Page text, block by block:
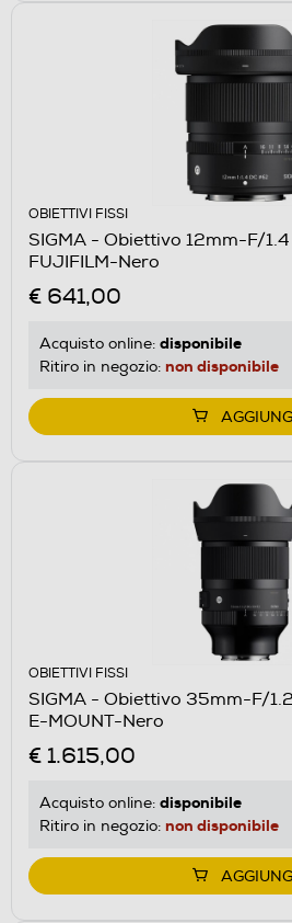
OBIETTIVI FISSI
SIGMA - Obiettivo 12mm-F/1.4
FUJIFILM-Nero
€ 641,00
Acquisto online: disponibile
Ritiro in negozio: non disponibile
OBIETTIVI FISSI
SIGMA - Obiettivo 35mm-F/
E-MOUNT-Nero
€ 1.615,00
Acquisto online: disponibile
Ritiro in negozio: non disponibile